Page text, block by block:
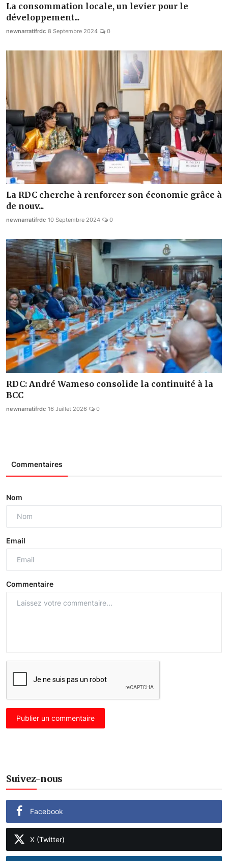
La consommation locale, un levier pour le
développement...
newnarratifrdc 8 Septembre 2024 0
La RDC cherche à renforcer son économie grâce à
de nouv...
newnarratifrdc 10 Septembre 2024 0
RDC: André Wameso consolide la continuité à la
BCC
newnarratifrdc 16 Juillet 2026 0
Commentaires
Nom
Email
Commentaire
Publier un commentaire
Suivez-nous
Facebook
X (Twitter)